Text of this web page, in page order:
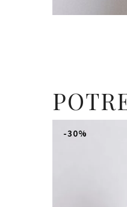
-30%